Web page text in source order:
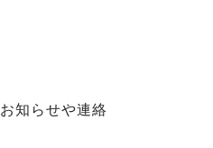
知らせや連絡